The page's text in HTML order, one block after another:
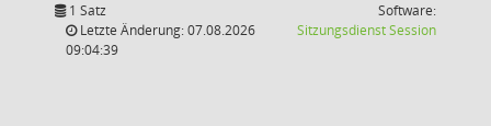
1 Satz
Letzte Änderung: 07.08.2026
09:04:39
Software:
SitzungsdienstSession(Wird in